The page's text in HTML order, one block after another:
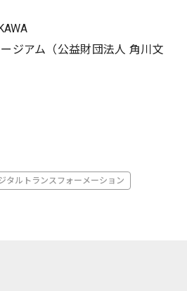
ジアム（公益財団法⼈ ⾓川⽂
タルトランスフォーメーション